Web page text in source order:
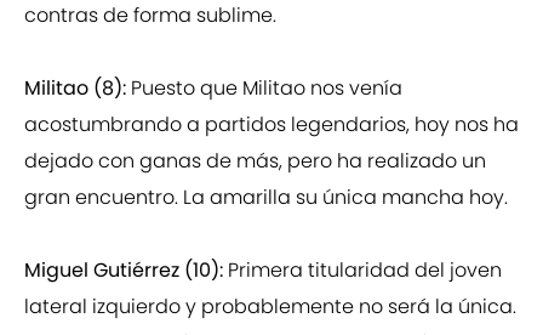
contras de forma sublime.
Militao (8): Puesto que Militao nos venía
acostumbrando a partidos legendarios, hoy nos ha
dejado con ganas de más, pero ha realizado un
gran encuentro. La amarilla su única mancha hoy.
Miguel Gutiérrez (10): Primera titularidad del joven
lateral izquierdo y probablemente no será la única.